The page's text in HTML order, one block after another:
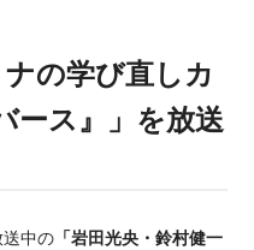
の学び直しカ
ース』」を放送
中の 「岩田光央・鈴村健一